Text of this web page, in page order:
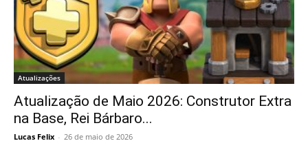
Atualizações
Atualização de Maio 2026: Construtor Extra
na Base, Rei Bárbaro...
Lucas Felix - 26 de maio de 2026